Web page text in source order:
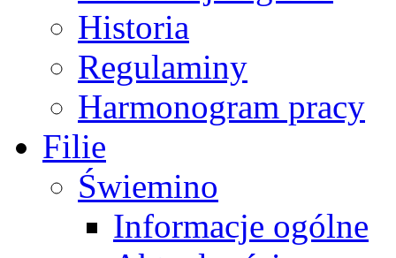
Historia
Regulaminy
Harmonogram pracy
Filie
Świemino
Informacje ogólne